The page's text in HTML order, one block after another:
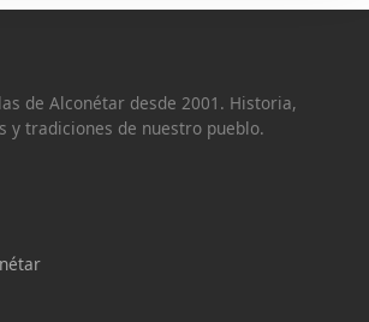
de Alconétar desde 2001. Historia,
y tradiciones de nuestro pueblo.